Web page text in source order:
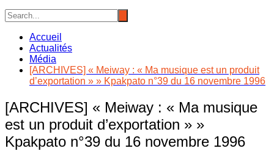
Accueil
Actualités
Média
[ARCHIVES] « Meiway : « Ma musique est un produit
d’exportation » » Kpakpato n°39 du 16 novembre 1996
[ARCHIVES] « Meiway : « Ma musique
est un produit d’exportation » »
Kpakpato n°39 du 16 novembre 1996